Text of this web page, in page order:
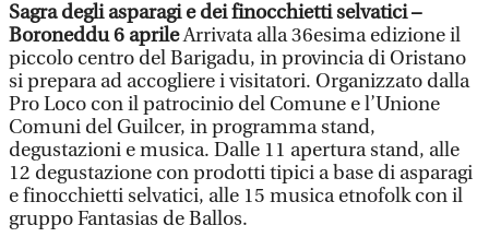
Sagra degli asparagi e dei finocchietti selvatici –
Boroneddu 6 aprileArrivata alla 36esima edizione il
piccolo centro del Barigadu, in provincia di Oristano
si prepara ad accogliere i visitatori. Organizzato dalla
Pro Loco con il patrocinio del Comune e l’Unione
Comuni del Guilcer, in programma stand,
degustazioni e musica. Dalle 11 apertura stand, alle
12 degustazione con prodotti tipici a base di asparagi
e finocchietti selvatici, alle 15 musica etnofolk con il
gruppo Fantasias de Ballos.